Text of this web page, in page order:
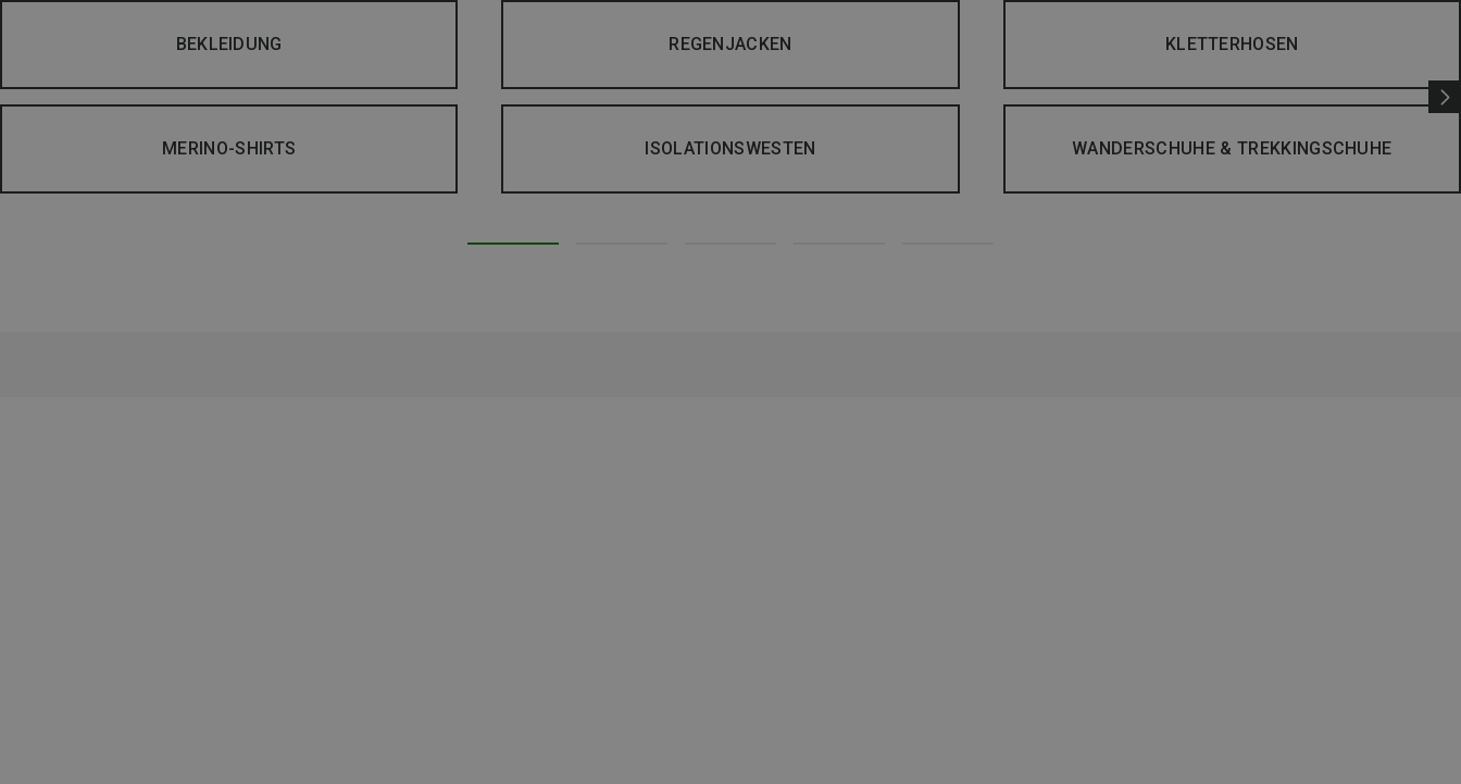
BEKLEIDUNG REGENJACKEN KLETTERHOSEN
MERINO-SHIRTS ISOLATIONSWESTEN WANDERSCHUHE & TREKKINGSCHUHE